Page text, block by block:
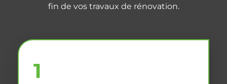
fin de vos travaux de rénovation.
1